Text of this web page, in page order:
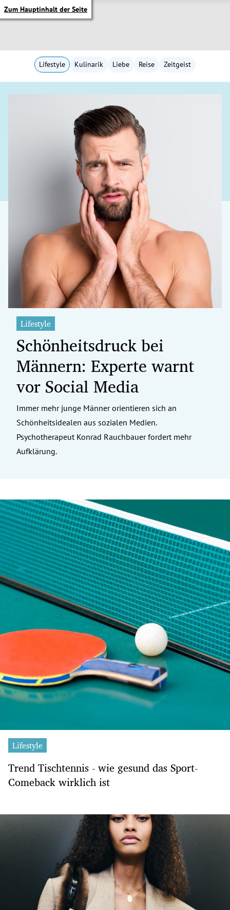
Zum Hauptinhalt der Seite
Untermenü
Untermenü
Untermenü
Untermenü
Untermenü
Untermenü
Untermenü
Untermenü
Untermenü
Lifestyle Kulinarik Liebe Reise Zeitgeist
Lifestyle
Schönheitsdruck bei
Männern: Experte warnt
vor Social Media
Immer mehr junge Männer orientieren sich an
Schönheitsidealen aus sozialen Medien.
Psychotherapeut Konrad Rauchbauer fordert mehr
Aufklärung.
Lifestyle
Trend Tischtennis - wie gesund das Sport-
Comeback wirklich ist